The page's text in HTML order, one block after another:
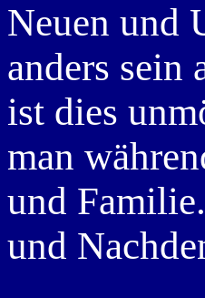
Neuen und
anders sein
ist dies
man
und
und